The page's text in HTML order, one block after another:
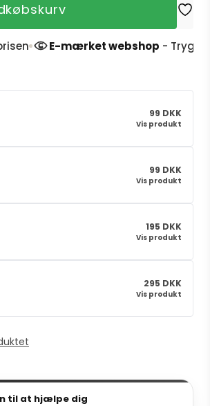
webshop- Tryg handel og 4,9
99 DKK
Vis produkt
99 DKK
Vis produkt
195 DKK
Vis produkt
295 DKK
Vis produkt
til at hjælpe dig